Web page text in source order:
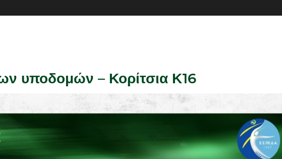
υποδομών – Κορίτσια Κ16